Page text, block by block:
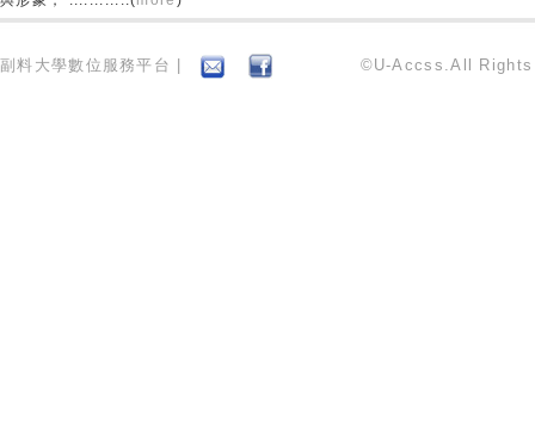
副料大學數位服務平台 | ©U-Accss.All Rights